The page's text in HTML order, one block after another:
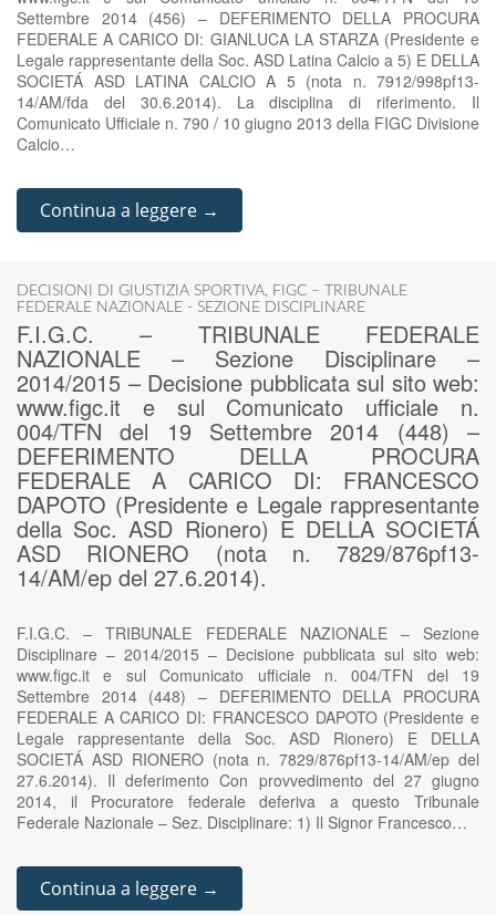
Settembre 2014 (456) – DEFERIMENTO DELLA PROCURA
FEDERALE A CARICO DI: GIANLUCA LA STARZA (Presidente e
Legale rappresentante della Soc. ASD Latina Calcio a 5) E DELLA
SOCIETÁ ASD LATINA CALCIO A 5 (nota n. 7912/998pf13-
14/AM/fda del 30.6.2014). La disciplina di riferimento. Il
Comunicato Ufficiale n. 790 / 10 giugno 2013 della FIGC Divisione
Calcio…
Continua a leggere →
DECISIONI DI GIUSTIZIA SPORTIVA, FIGC – TRIBUNALE
FEDERALE NAZIONALE - SEZIONE DISCIPLINARE
F.I.G.C. – TRIBUNALE FEDERALE
NAZIONALE – Sezione Disciplinare –
2014/2015 – Decisione pubblicata sul sito web:
www.figc.it e sul Comunicato ufficiale n.
004/TFN del 19 Settembre 2014 (448) –
DEFERIMENTO DELLA PROCURA
FEDERALE A CARICO DI: FRANCESCO
DAPOTO (Presidente e Legale rappresentante
della Soc. ASD Rionero) E DELLA SOCIETÁ
ASD RIONERO (nota n. 7829/876pf13-
14/AM/ep del 27.6.2014).
F.I.G.C. – TRIBUNALE FEDERALE NAZIONALE – Sezione
Disciplinare – 2014/2015 – Decisione pubblicata sul sito web:
www.figc.it e sul Comunicato ufficiale n. 004/TFN del 19
Settembre 2014 (448) – DEFERIMENTO DELLA PROCURA
FEDERALE A CARICO DI: FRANCESCO DAPOTO (Presidente e
Legale rappresentante della Soc. ASD Rionero) E DELLA
SOCIETÁ ASD RIONERO (nota n. 7829/876pf13-14/AM/ep del
27.6.2014). Il deferimento Con provvedimento del 27 giugno
2014, il Procuratore federale deferiva a questo Tribunale
Federale Nazionale – Sez. Disciplinare: 1) Il Signor Francesco…
Continua a leggere →